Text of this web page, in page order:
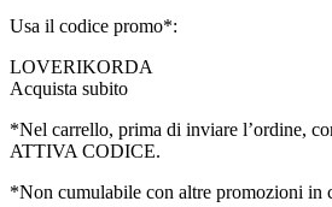
Usa il codice promo*:
LOVERIKORDA
Acquista subito
*Nel carrello, prima di inviare l’ordine,
ATTIVA CODICE.
*Non cumulabile con altre promozioni in